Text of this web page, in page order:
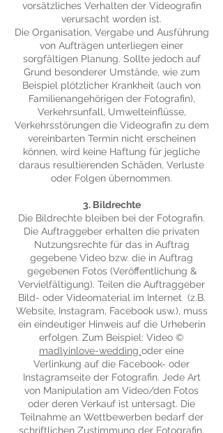
vorsätzliches Verhalten der Videografin
verursacht worden ist.
Die Organisation, Vergabe und Ausführung
von Aufträgen unterliegen einer
sorgfältigen Planung. Sollte jedoch auf
Grund besonderer Umstände, wie zum
Beispiel plötzlicher Krankheit (auch von
Familienangehörigen der Fotografin),
Verkehrsunfall, Umwelteinflüsse,
Verkehrsstörungen die Videografin zu dem
vereinbarten Termin nicht erscheinen
können, wird keine Haftung für jegliche
daraus resultierenden Schäden, Verluste
oder Folgen übernommen.
3. Bildrechte
Die Bildrechte bleiben bei der Fotografin.
Die Auftraggeber erhalten die privaten
Nutzungsrechte für das in Auftrag
gegebene Video bzw. die in Auftrag
gegebenen Fotos (Veröffentlichung &
Vervielfältigung). Teilen die Auftraggeber
Bild- oder Videomaterial im Internet (z.B.
Website, Instagram, Facebook usw.), muss
ein eindeutiger Hinweis auf die Urheberin
erfolgen. Zum Beispiel: Video ©
madlyinlove-wedding oder eine
Verlinkung auf die Facebook- oder
Instagramseite der Fotografin. Jede Art
von Manipulation am Video/den Fotos
oder deren Verkauf ist untersagt. Die
Teilnahme an Wettbewerben bedarf der
schriftlichen Zustimmung der Fotografin.